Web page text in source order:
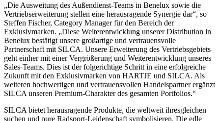
„Die Ausweitung des Außendienst-Teams in Benelux sowie die
Vertriebserweiterung stellen eine herausragende Synergie dar“, so
Steffen Fischer, Category Manager für den Bereich der
Exklusivmarken. „Diese Weiterentwicklung unserer Distribution in
Benelux bestätigt unsere großartige und vertrauensvolle
Partnerschaft mit SILCA. Unsere Erweiterung des Vertriebsgebiets
geht einher mit einer Vergrößerung und Weiterentwicklung unseres
Sales-Teams. Dies ist der folgerichtige Schritt in eine erfolgreiche
Zukunft mit den Exklusivmarken von HARTJE und SILCA. Als
weiteren hochwertigen und vertrauensvollen Handelspartner ergänzt
SILCA unseren Premium-Charakter des gesamten Portfolios.“
SILCA bietet herausragende Produkte, die weltweit ihresgleichen
suchen und pure Radsport-Leidenschaft symbolisieren. Die edle